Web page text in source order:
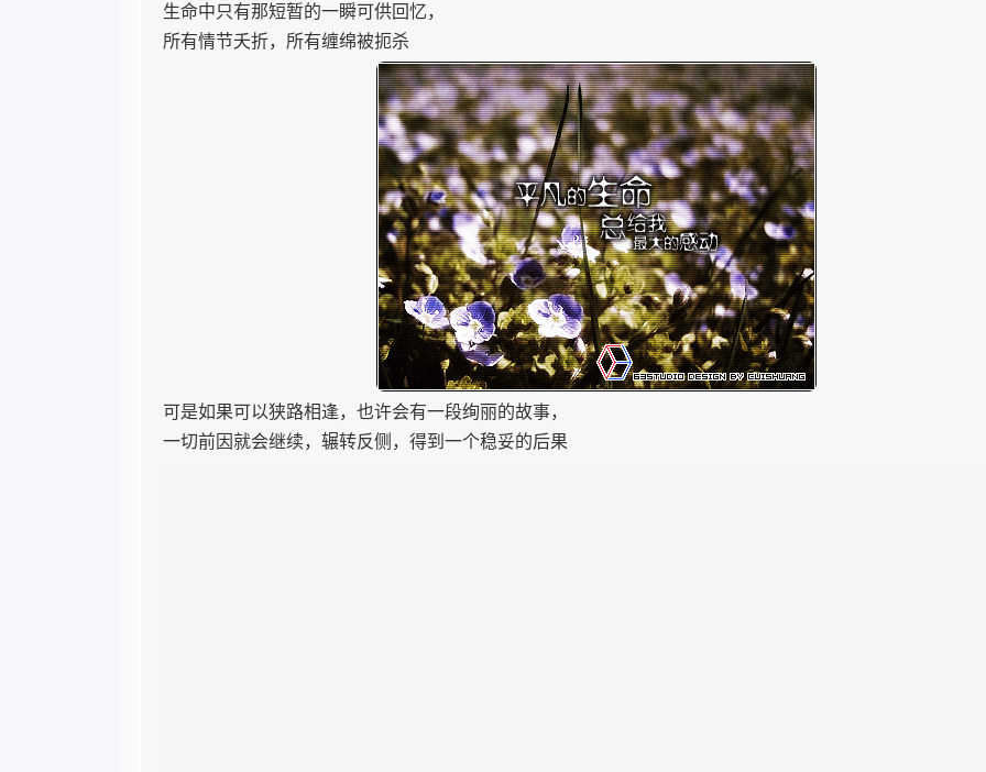
生命中只有那短暂的一瞬可供回忆，
所有情节夭折，所有缠绵被扼杀
可是如果可以狭路相逢，也许会有一段绚丽的故事，
一切前因就会继续，辗转反侧，得到一个稳妥的后果